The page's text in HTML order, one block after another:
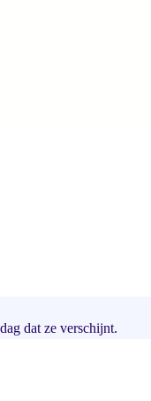
dat ze verschijnt.